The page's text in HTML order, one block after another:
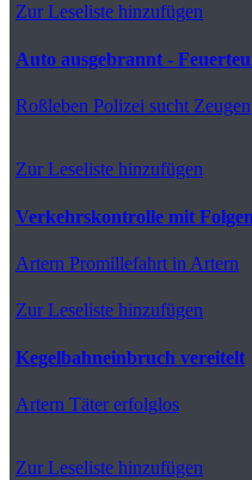
Zur Leseliste hinzufügen
Auto ausgebrannt -
Roßleben Polizei sucht Zeugen
Zur Leseliste hinzufügen
Verkehrskontrolle mit Folgen
Artern Promillefahrt in Artern
Zur Leseliste hinzufügen
Kegelbahneinbruch vereitelt
Artern Täter erfolglos
Zur Leseliste hinzufügen